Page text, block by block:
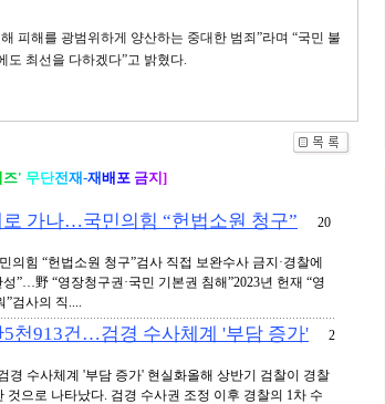
피해를 광범위하게 양산하는 중대한 범죄”라며 “국민 불
도 최선을 다하겠다”고 밝혔다.
즈' 무단전재-재배 포 금지 ]
로 가나…국민의힘 “헌법소원 청구” 20
힘 “헌법소원 청구”검사 직접 보완수사 금지·경찰에
”…野 “영장청구권·국민 기본권 침해”2023년 헌재 “영
검사의 직....
천913건…검경 수사체계 '부담 증가' 2
수사체계 '부담 증가' 현실화올해 상반기 검찰이 경찰
으로 나타났다. 검경 수사권 조정 이후 경찰의 1차 수